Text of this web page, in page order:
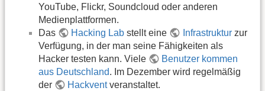
YouTube, Flickr, Soundcloud oder anderen
Medienplattformen.
Das
Hacking Lab stellt eine Infrastrukturzur
Verfügung, in der man seine Fähigkeiten als
Hacker testen kann. Viele
Benutzer kommen
aus Deutschland. Im Dezember wird regelmäßig
der
Hackventveranstaltet.